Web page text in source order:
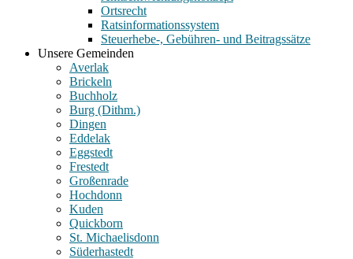
Ortsrecht
Ratsinformationssystem
Steuerhebe-, Gebühren- und Beitragssätze
Unsere Gemeinden
Averlak
Brickeln
Buchholz
Burg (Dithm.)
Dingen
Eddelak
Eggstedt
Frestedt
Großenrade
Hochdonn
Kuden
Quickborn
St. Michaelisdonn
Süderhastedt